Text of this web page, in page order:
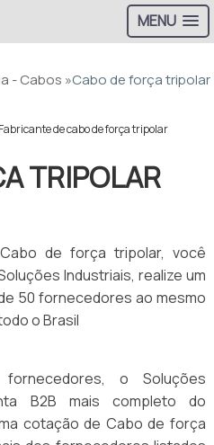
MENU
- Cabos »Cabo de força tripolar
Fabricante de cabo de força tripolar
TRIPOLAR
de força tripolar, você
Industriais, realize um
50 fornecedores ao mesmo
o Brasil
o Soluções
B2B mais completo do
cotação de Cabo de força